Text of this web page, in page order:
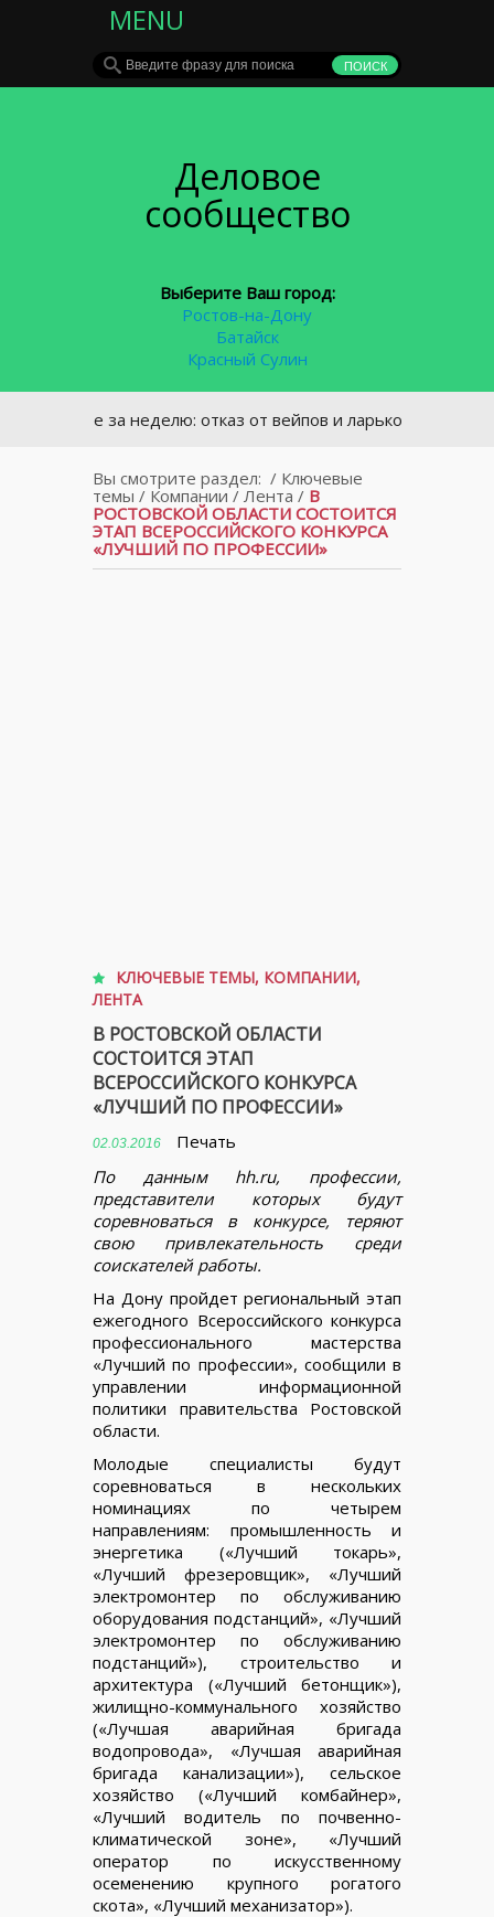
MENU
Деловое
сообщество
Выберите Ваш город:
Ростов-на-Дону
Батайск
Красный Сулин
за неделю: отказ от вейпов и ларьков в Ростове-на-
Вы смотрите раздел: / Ключевые
темы / Компании / Лента / В
РОСТОВСКОЙ ОБЛАСТИ СОСТОИТСЯ
ЭТАП ВСЕРОССИЙСКОГО КОНКУРСА
«ЛУЧШИЙ ПО ПРОФЕССИИ»
КЛЮЧЕВЫЕ ТЕМЫ, КОМПАНИИ,
ЛЕНТА
В РОСТОВСКОЙ ОБЛАСТИ
СОСТОИТСЯ ЭТАП
ВСЕРОССИЙСКОГО КОНКУРСА
«ЛУЧШИЙ ПО ПРОФЕССИИ»
02.03.2016
Печать
По данным hh.ru, профессии,
представители которых будут
соревноваться в конкурсе, теряют
свою привлекательность среди
соискателей работы.
На Дону пройдет региональный этап
ежегодного Всероссийского конкурса
профессионального мастерства
«Лучший по профессии», сообщили в
управлении информационной
политики правительства Ростовской
области.
Молодые специалисты будут
соревноваться в нескольких
номинациях по четырем
направлениям: промышленность и
энергетика («Лучший токарь»,
«Лучший фрезеровщик», «Лучший
электромонтер по обслуживанию
оборудования подстанций», «Лучший
электромонтер по обслуживанию
подстанций»), строительство и
архитектура («Лучший бетонщик»),
жилищно-коммунального хозяйство
(«Лучшая аварийная бригада
водопровода», «Лучшая аварийная
бригада канализации»), сельское
хозяйство («Лучший комбайнер»,
«Лучший водитель по почвенно-
климатической зоне», «Лучший
оператор по искусственному
осеменению крупного рогатого
скота», «Лучший механизатор»).